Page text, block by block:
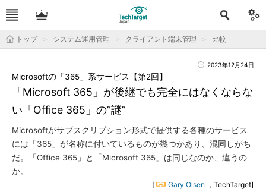
トップ システム運用管理 クライアント端末管理 比較
2023年12月24日
「Microsoft 365」が後継でも完全にはなくならな
い「Office 365」の“謎”
Microsoftの「365」系サービス【第2回】
Microsoftがサブスクリプション形式で提供する各種のサービス
には「365」が名称に付いているものが幾つかあり、混同しがち
だ。「Office 365」と「Microsoft 365」は同じなのか、違うの
か。
[ Gary Olsen ，TechTarget]